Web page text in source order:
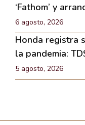
‘Fathom’ y
6 agosto, 2026
Honda registra
la pandemia:
5 agosto, 2026